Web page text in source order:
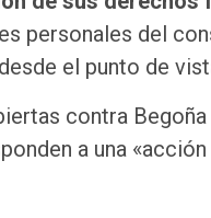
personales del
desde el punto de
contra
a una